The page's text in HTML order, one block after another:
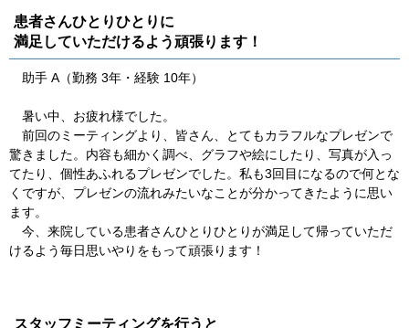
患者さんひとりひとりに
満足していただけるよう頑張ります！
助手 A（勤務 3年・経験 10年）
暑い中、お疲れ様でした。
前回のミーティングより、皆さん、とてもカラフルなプレゼンで
驚きました。内容も細かく調べ、グラフや絵にしたり、写真が入っ
てたり、個性あふれるプレゼンでした。私も3回目になるので何とな
くですが、プレゼンの流れみたいなことが分かってきたように思い
ます。
今、来院している患者さんひとりひとりが満足して帰っていただ
けるよう毎日思いやりをもって頑張ります！
スタッフミーティングを行うと